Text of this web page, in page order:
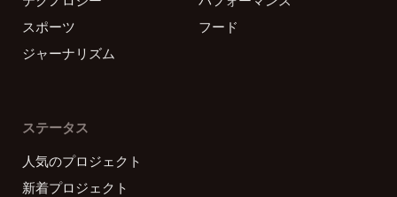
スポーツ
フード
ジャーナリズム
ステータス
人気のプロジェクト
新着プロジェクト